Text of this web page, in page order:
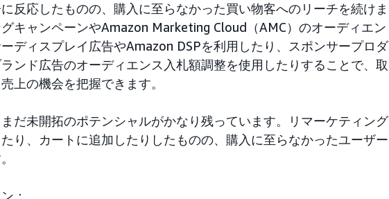
反応したものの、購入に至らなかった買い物客へのリーチを続けま
キャンペーンやAmazon Marketing Cloud（AMC）のオーディエン
ディスプレイ広告やAmazon DSPを利用したり、スポンサープロダ
ンド広告のオーディエンス入札額調整を使用したりすることで、取
上の機会を把握できます。
だ未開拓のポテンシャルがかなり残っています。リマーケティング
り、カートに追加したりしたものの、購入に至らなかったユーザー
：